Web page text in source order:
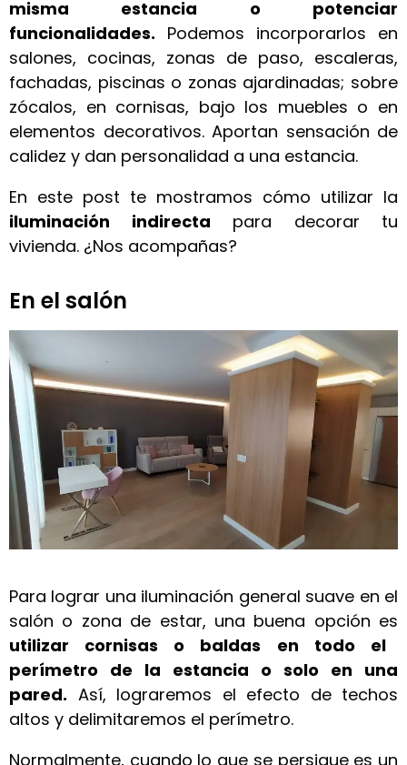
misma estancia o potenciar
funcionalidades. Podemos incorporarlos en
salones, cocinas, zonas de paso, escaleras,
fachadas, piscinas o zonas ajardinadas; sobre
zócalos, en cornisas, bajo los muebles o en
elementos decorativos. Aportan sensación de
calidez y dan personalidad a una estancia.
En este post te mostramos cómo utilizar la
iluminación indirecta para decorar tu
vivienda. ¿Nos acompañas?
En el salón
Para lograr una iluminación general suave en el
salón o zona de estar, una buena opción es
utilizar cornisas o baldas en todo el
perímetro de la estancia o solo en una
pared. Así, lograremos el efecto de techos
altos y delimitaremos el perímetro.
Normalmente, cuando lo que se persigue es un